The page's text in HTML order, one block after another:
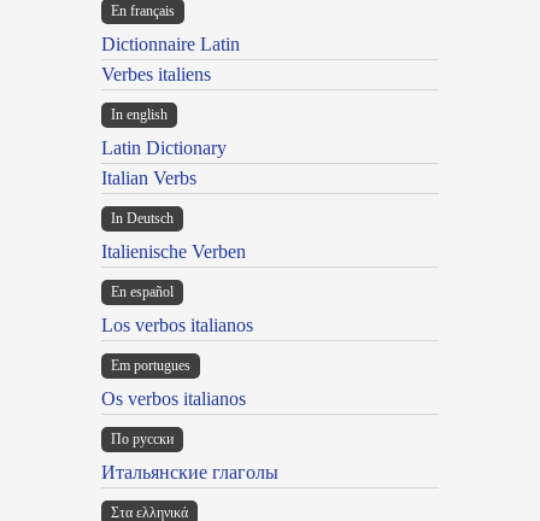
En français
Dictionnaire Latin
Verbes italiens
In english
Latin Dictionary
Italian Verbs
In Deutsch
Italienische Verben
En español
Los verbos italianos
Em portugues
Os verbos italianos
По русски
Итальянские глаголы
Στα ελληνικά